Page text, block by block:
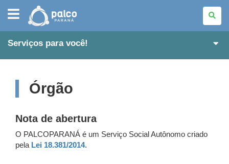
PALCO
PARANÁ
Serviços para você!
Órgão
Nota de abertura
O PALCOPARANÁ é um Serviço Social Autônomo criado
pela Lei 18.381/2014.